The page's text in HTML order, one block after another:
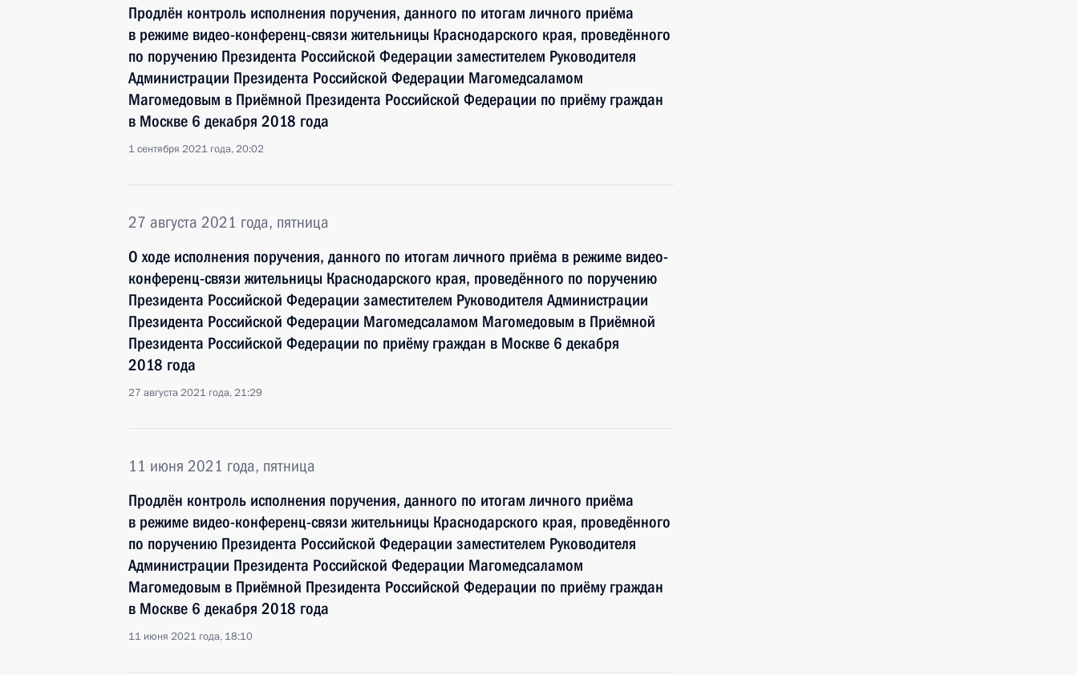
Продлён контроль исполнения поручения, данного по итогам личного приёма
в режиме видео-конференц-связи жительницы Краснодарского края, проведённого
по поручению Президента Российской Федерации заместителем Руководителя
Администрации Президента Российской Федерации Магомедсаламом
Магомедовым в Приёмной Президента Российской Федерации по приёму граждан
в Москве 6 декабря 2018 года
1 сентября 2021 года, 20:02
27 августа 2021 года, пятница
О ходе исполнения поручения, данного по итогам личного приёма в режиме видео-
конференц-связи жительницы Краснодарского края, проведённого по поручению
Президента Российской Федерации заместителем Руководителя Администрации
Президента Российской Федерации Магомедсаламом Магомедовым в Приёмной
Президента Российской Федерации по приёму граждан в Москве 6 декабря
2018 года
27 августа 2021 года, 21:29
11 июня 2021 года, пятница
Продлён контроль исполнения поручения, данного по итогам личного приёма
в режиме видео-конференц-связи жительницы Краснодарского края, проведённого
по поручению Президента Российской Федерации заместителем Руководителя
Администрации Президента Российской Федерации Магомедсаламом
Магомедовым в Приёмной Президента Российской Федерации по приёму граждан
в Москве 6 декабря 2018 года
11 июня 2021 года, 18:10